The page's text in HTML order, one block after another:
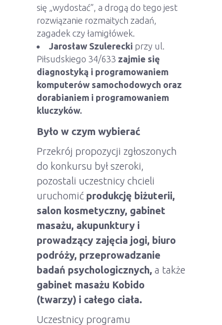
się „wydostać”, a drogą do tego jest
rozwiązanie rozmaitych zadań,
zagadek czy łamigłówek.
Jarosław Szulerecki przy ul.
Piłsudskiego 34/633 zajmie się
diagnostyką i programowaniem
komputerów samochodowych oraz
dorabianiem i programowaniem
kluczyków.
Było w czym wybierać
Przekrój propozycji zgłoszonych
do konkursu był szeroki,
pozostali uczestnicy chcieli
uruchomić produkcję biżuterii,
salon kosmetyczny, gabinet
masażu, akupunktury i
prowadzący zajęcia jogi, biuro
podróży, przeprowadzanie
badań psychologicznych, a także
gabinet masażu Kobido
(twarzy) i całego ciała.
Uczestnicy programu